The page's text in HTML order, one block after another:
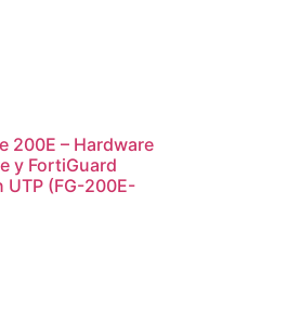
200E – Hardware
y FortiGuard
(FG-200E-